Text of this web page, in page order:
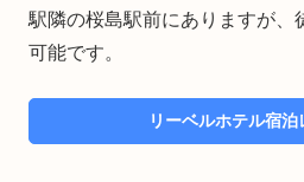
駅隣の桜島駅前にありますが、
可能です。
リーベルホテル宿泊